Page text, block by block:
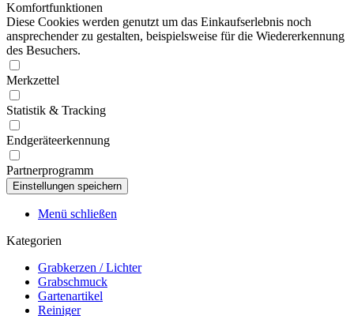
Komfortfunktionen
Diese Cookies werden genutzt um das Einkaufserlebnis noch
ansprechender zu gestalten, beispielsweise für die Wiedererkennung
des Besuchers.
Merkzettel
Statistik & Tracking
Endgeräteerkennung
Partnerprogramm
Menü schließen
Kategorien
Grabkerzen / Lichter
Grabschmuck
Gartenartikel
Reiniger